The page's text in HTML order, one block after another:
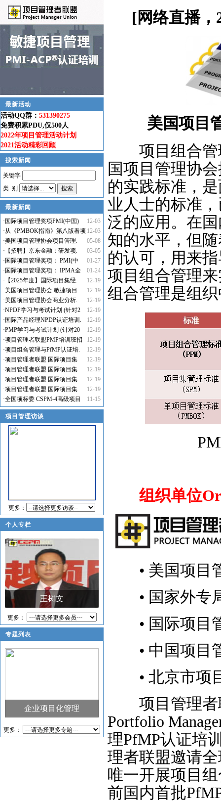
最新活动
活动QQ群： 531390275
免费积累PDU,仅500人
2022年项目管理活动计划
2021活动精彩回顾
搜索新闻
关键字
类 别
最新新闻
12-03
· 国际项目管理奖项PMI(中国)
12-03
·从《PMBOK指南》第八版看项
05-08
·美国项目管理协会项目管理.
03-05
· 【招聘】京东金融：研发项.
01-27
· 国际项目管理奖项： PMI(中
01-24
· 国际项目管理奖项： IPMA全
12-19
· 【2025年度】国际项目集经.
12-19
·美国项目管理协会 敏捷项目
12-19
·美国项目管理协会商业分析.
12-19
·NPDP学习与考试计划 (针对2
12-19
· 国际产品经理NPDP认证培训.
12-19
·PMP学习与考试计划 (针对20
12-19
·项目管理者联盟PMP培训班招
12-19
·项目组合管理与PfMP认证培.
12-19
·项目管理者联盟 国际项目集
12-19
·项目管理者联盟 国际项目集
12-19
·项目管理者联盟 国际项目集
12-19
·项目管理者联盟 国际项目集
11-15
·全国项标委 CSPM-4高级项目
项目管理访谈
更多：
个人专栏
王树文 赵春明
更多：
专题列表
企业项目化管理 PMO实践与应用 如何
更多：
[网络直播，
美国项目
项目组合管理
国项目管理协
的实践标准，
业人士的标准
泛的应用。在
知的水平，但
的认可，用来
项目组合管理
组合管理是组
组织单位
• 美国项目
• 国家外专
• 国际项目
• 中国项目
• 北京市项
项目管理者
Portfolio
理PfMP认证培
理者联盟邀请
唯一开展项目
前国内首批